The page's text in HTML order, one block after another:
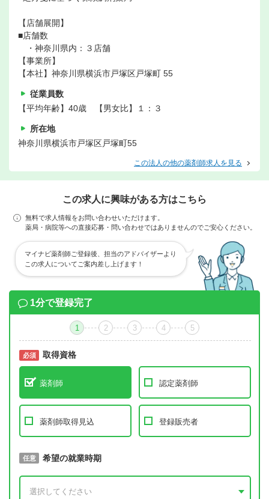
【店舗展開】
■店舗数
・神奈川県内：３店舗
【事業所】
【本社】神奈川県横浜市戸塚区戸塚町 55
従業員数
【平均年齢】40歳 【男女比】１：３
所在地
神奈川県横浜市戸塚区戸塚町55
この法人の他の薬剤師求人を見る
この求人に興味がある方はこちら
無料で求人情報をお問い合わせいただけます。
薬局・病院等への直接応募・問い合わせではありませんのでご安心ください。
マイナビ薬剤師ご登録後、担当のアドバイザーより
この求人についてご案内差し上げます！
1分で登録完了
1 2 3 4 5
必須 取得資格
薬剤師 認定薬剤師
薬剤師取得見込 登録販売者
必須 取得予定年
任意 希望の就業時期